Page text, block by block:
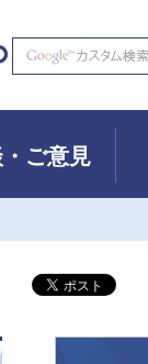
ご意見